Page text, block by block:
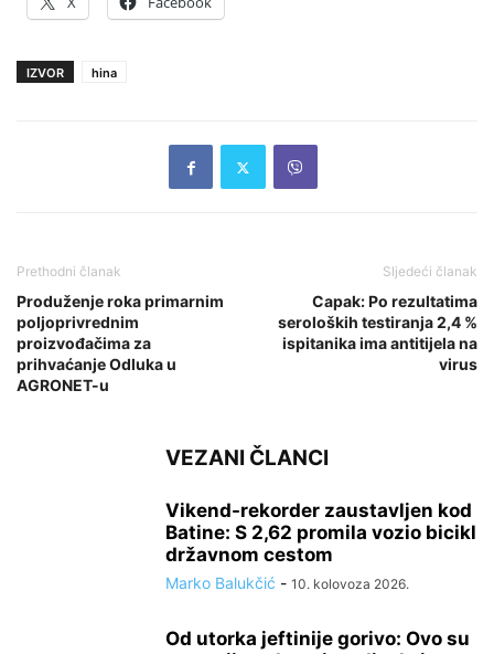
IZVOR hina
Prethodni članak
Produženje roka primarnim
poljoprivrednim
proizvođačima za
prihvaćanje Odluka u
AGRONET-u
Sljedeći članak
Capak: Po rezultatima
seroloških testiranja 2,4 %
ispitanika ima antitijela na
virus
VEZANI ČLANCI
Vikend-rekorder zaustavljen kod
Batine: S 2,62 promila vozio bicikl
državnom cestom
Marko Balukčić - 10. kolovoza 2026.
Od utorka jeftinije gorivo: Ovo su